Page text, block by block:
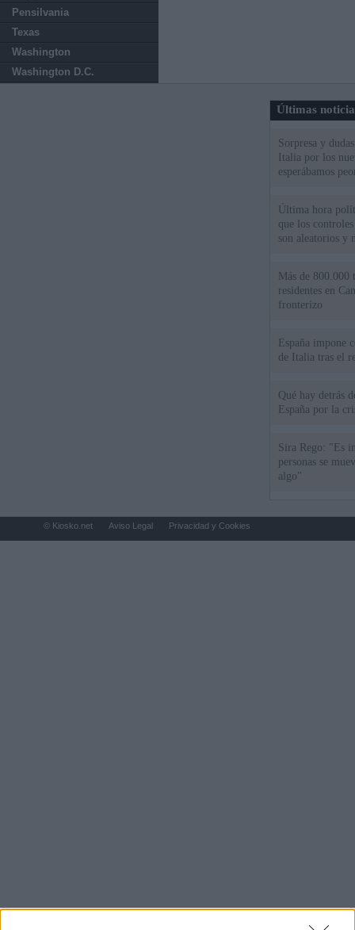
Pensilvania
Texas
Washington
Washington D.C.
Últimas
Sorpresa y
Italia por los
esperábamos
Última hora
que los
son aleatorios y
Más de 800.000
residentes en
fronterizo
España impone
de Italia tras el
Qué hay detrás
España por la
Sira Rego: "Es
personas se
algo"
© Kiosko.net Aviso Legal Privacidad y Cookies